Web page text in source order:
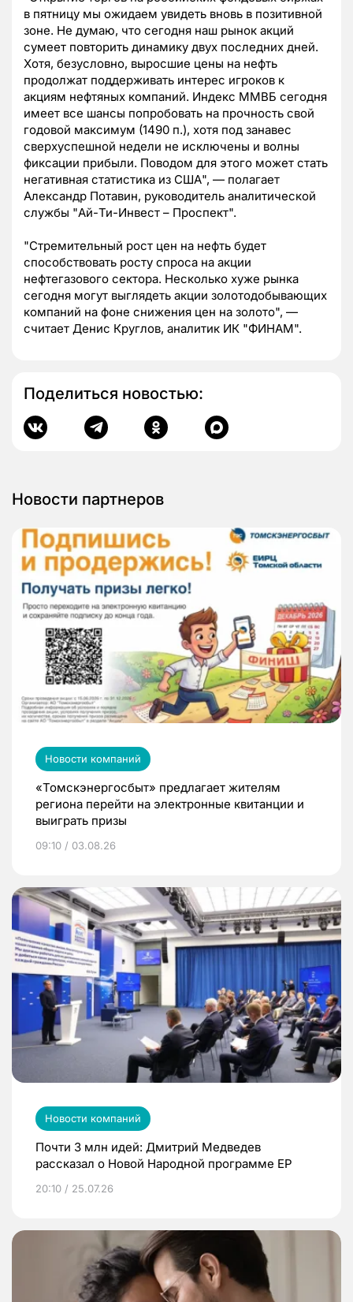
в пятницу мы ожидаем увидеть вновь в позитивной
зоне. Не думаю, что сегодня наш рынок акций
сумеет повторить динамику двух последних дней.
Хотя, безусловно, выросшие цены на нефть
продолжат поддерживать интерес игроков к
акциям нефтяных компаний. Индекс ММВБ сегодня
имеет все шансы попробовать на прочность свой
годовой максимум (1490 п.), хотя под занавес
сверхуспешной недели не исключены и волны
фиксации прибыли. Поводом для этого может стать
негативная статистика из США", — полагает
Александр Потавин, руководитель аналитической
службы "Ай-Ти-Инвест – Проспект".
"Стремительный рост цен на нефть будет
способствовать росту спроса на акции
нефтегазового сектора. Несколько хуже рынка
сегодня могут выглядеть акции золотодобывающих
компаний на фоне снижения цен на золото", —
считает Денис Круглов, аналитик ИК "ФИНАМ".
Поделиться новостью:
Новости партнеров
Новости компаний
«Томскэнергосбыт» предлагает жителям
региона перейти на электронные квитанции и
выиграть призы
09:10 / 03.08.26
Новости компаний
Почти 3 млн идей: Дмитрий Медведев
рассказал о Новой Народной программе ЕР
20:10 / 25.07.26